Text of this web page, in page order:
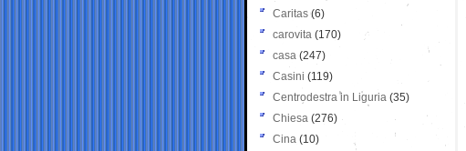
Caritas (6)
carovita (170)
casa (247)
Casini (119)
Centrodestra in Liguria (35)
Chiesa (276)
Cina (10)